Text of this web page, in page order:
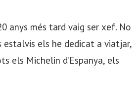
anys més tard vaig ser xef. No
estalvis els he dedicat a viatjar,
els Michelin d’Espanya, els